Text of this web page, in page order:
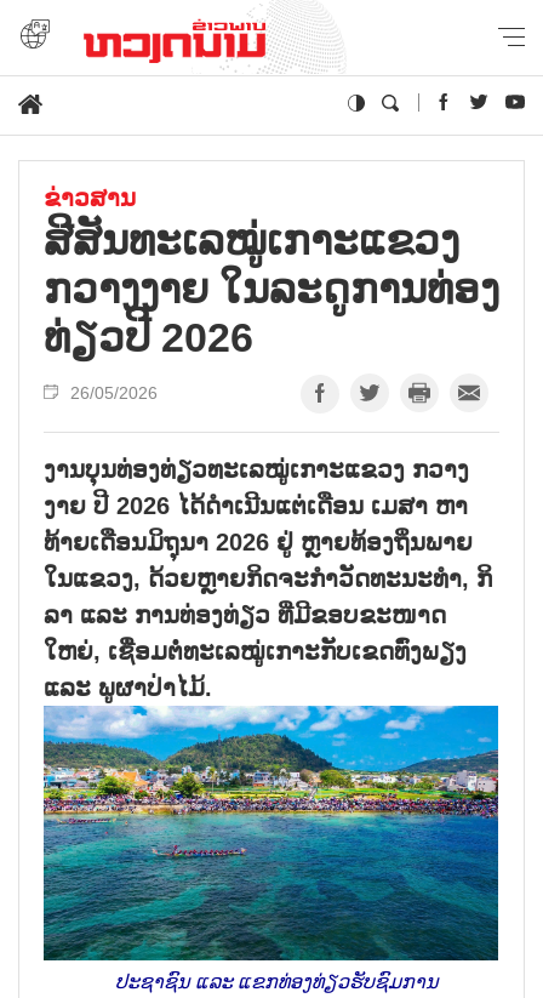
ຂ່າວສານ
ສີ​ສັນ​ທະ​ເລ​ໝູ່​ເກາະແຂວງ
ກວາງ​ງາຍ ​ໃນ​ລະ​ດູ​ການທ່ອງ​
ທ່ຽວ​ປີ 2026
26/05/2026
ງານ​ບຸນ​ທ່ອງ​ທ່ຽວ​ທະ​ເລ​ໝູ່​ເກາະແຂວງ ກວາງ​
ງາຍ ປີ 2026 ໄດ້​ດຳ​ເນີນ​ແຕ່​ເດືອນ ເມ​ສາ ຫາ​
ທ້າຍ​ເດືອນ​ມິ​ຖຸ​ນາ 2026 ຢູ່ ຫຼາຍ​ທ້ອງ​ຖິ່ນ​ພາຍ​
ໃນ​ແຂວງ, ດ້ວຍຫຼາຍ​ກິດ​ຈະ​ກຳ​ວັດ​ທະ​ນະ​ທຳ, ກິ​
ລາ ແລະ ການ​ທ່ອງ​ທ່ຽວ ທີ່​ມີ​ຂອບ​ຂະ​ໜາດ​
ໃຫຍ່, ເຊື່ອມ​ຕໍ່​​ທະ​ເລ​ໝູ່​ເກາະ​ກັບ​ເຂດ​ທົ່ງ​ພຽງ
ແລະ ພູ​ຜາ​ປ່າ​ໄມ້.
ປະ​ຊາ​ຊົນ ແລະ ແຂກ​ທ່ອງ​ທ່ຽວ​ຮັບ​ຊົມ​ການ​